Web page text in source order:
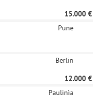
15.000 €
Pune
Berlin
12.000 €
Paulinìa